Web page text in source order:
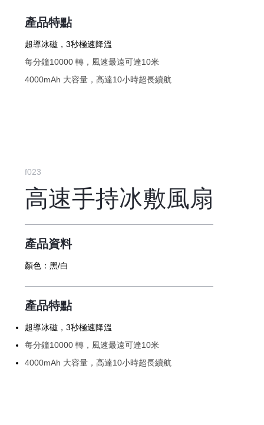
產品特點
超導冰磁，3秒極速降溫
每分鐘10000 轉，風速最遠可達10米
4000mAh 大容量，高達10小時超長續航
f023
高速手持冰敷風扇
產品資料
顏色： 黑/白
產品特點
超導冰磁，3秒極速降溫
每分鐘10000 轉，風速最遠可達10米
4000mAh 大容量，高達10小時超長續航